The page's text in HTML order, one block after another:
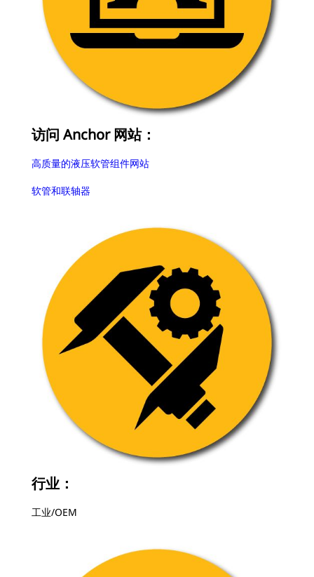
访问 Anchor 网站：
高质量的液压软管组件网站
软管和联轴器
行业：
工业/OEM